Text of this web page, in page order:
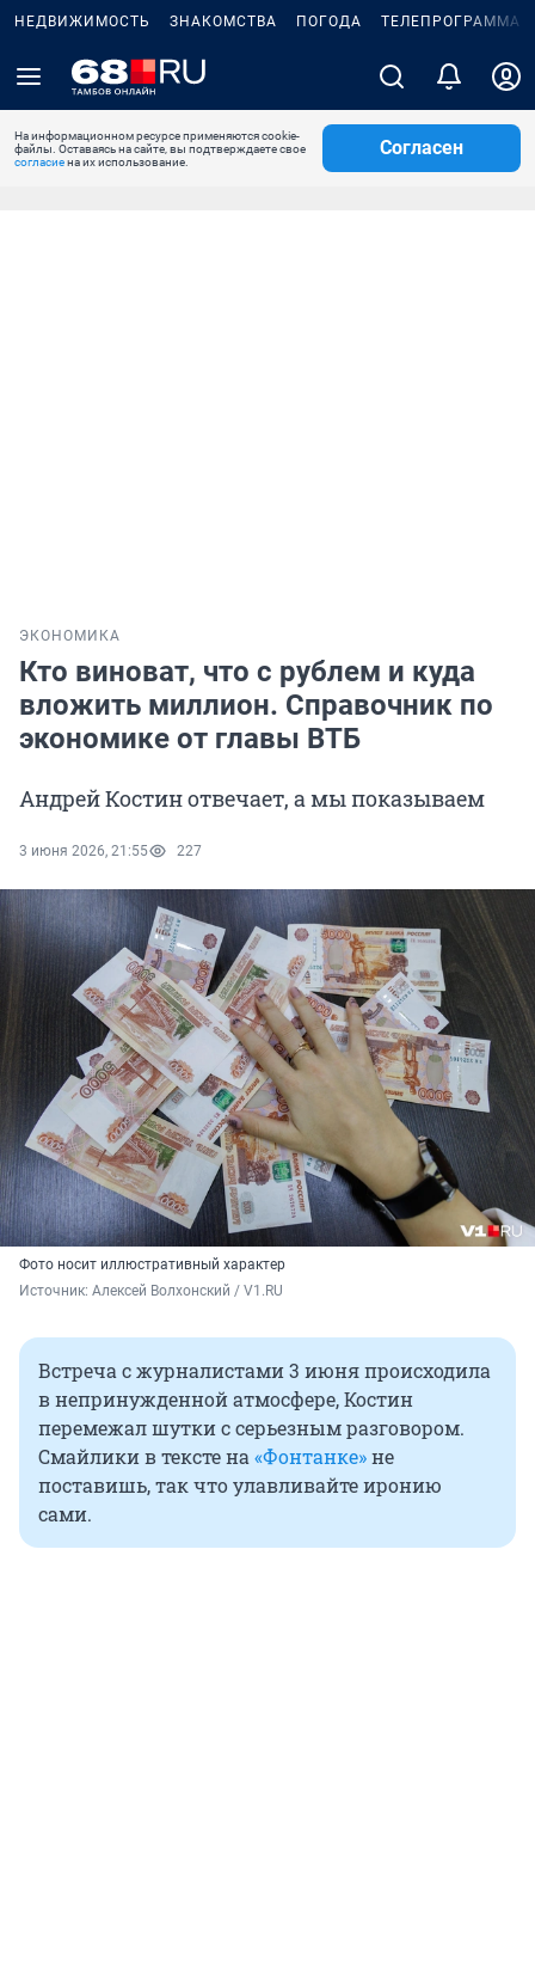
НЕДВИЖИМОСТЬ ЗНАКОМСТВА ПОГОДА ТЕЛЕПРОГРАММА
На информационном ресурсе применяются cookie-
файлы. Оставаясь на сайте, вы подтверждаете свое
согласиена их использование.
Согласен
ЭКОНОМИКА
Кто виноват, что с рублем и куда
вложить миллион. Справочник по
экономике от главы ВТБ
Андрей Костин отвечает, а мы показываем
3 июня 2026, 21:55 227
Фото носит иллюстративный характер
Источник: Алексей Волхонский / V1.RU
Встреча с журналистами 3 июня происходила
в непринужденной атмосфере, Костин
перемежал шутки с серьезным разговором.
Смайлики в тексте на«Фонтанке»не
поставишь, так что улавливайте иронию
сами.